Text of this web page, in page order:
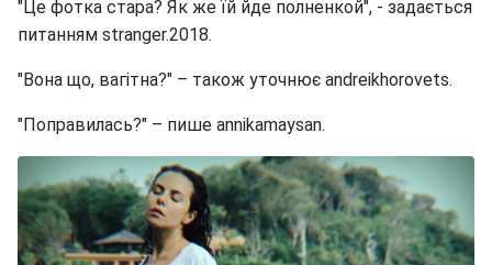
"Це фотка стара? Як же їй йде полненкой", - задається
питанням stranger.2018.
"Вона що, вагітна?" – також уточнює andreikhorovets.
"Поправилась?" – пише annikamaysan.